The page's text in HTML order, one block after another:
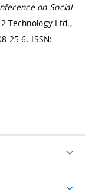
on Social
Technology Ltd.,
25-6. ISSN: